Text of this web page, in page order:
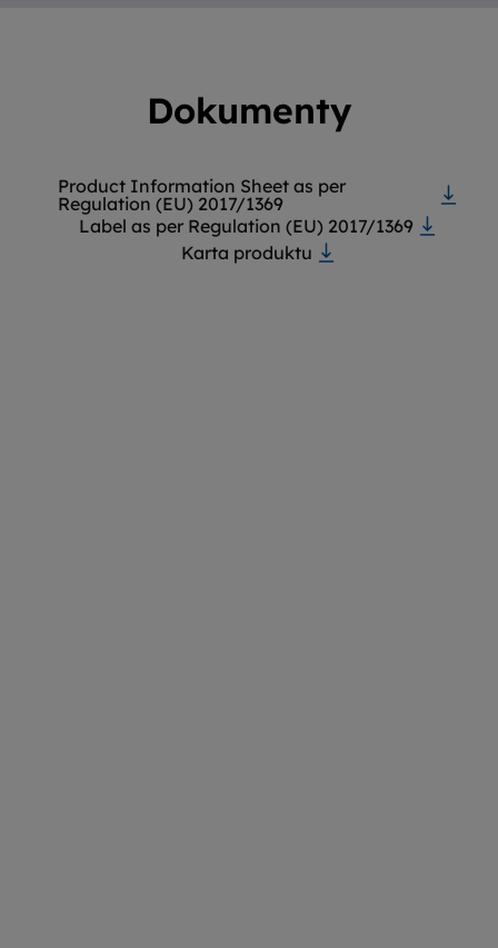
Dokumenty
Product Information Sheet as per
Regulation (EU) 2017/1369
Label as per Regulation (EU) 2017/1369
Karta produktu